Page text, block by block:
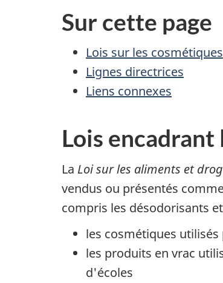
Sur cette page
Lois sur les cosmétiques
Lignes directrices
Liens connexes
Lois
La Loi sur les aliments et
vendus ou présentés
compris les désodorisants
les cosmétiques
les produits en vrac
d'écoles